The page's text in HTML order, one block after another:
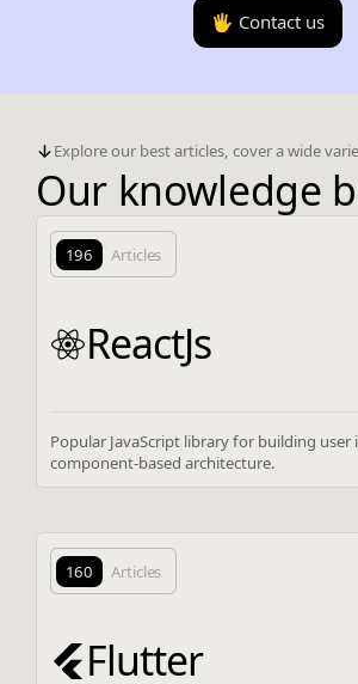
🖐️ Contact us
Explore our best articles, cover a wide
Our knowledge
196 Articles
ReactJs
Popular JavaScript library for building user
component-based architecture.
160 Articles
Flutter